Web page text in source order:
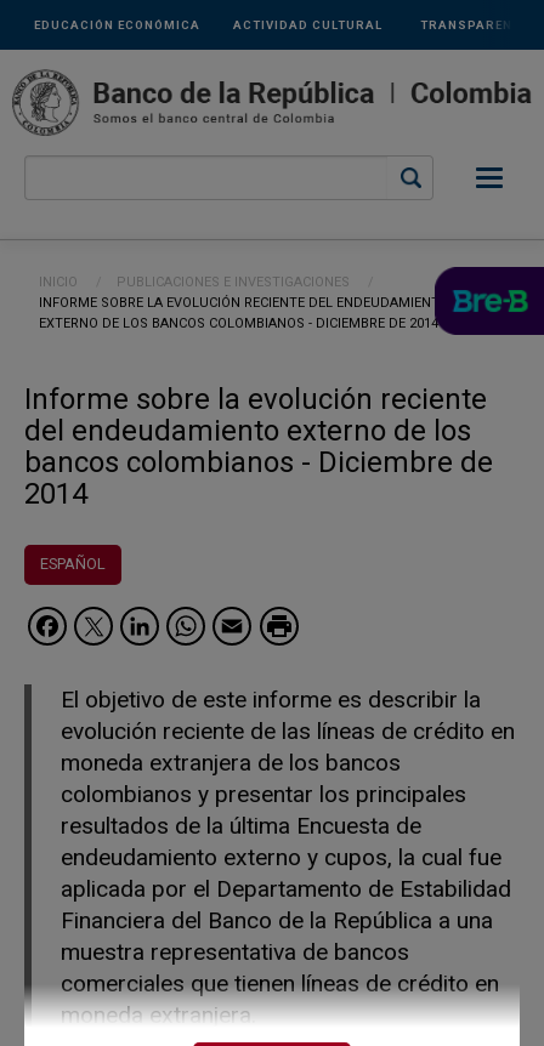
Pasar al contenido principal
Links
secundarios
ACTIVIDAD CULTURAL
EDUCACIÓN ECONÓMICA TRANSPARENCIA
Ruta de navegación
INICIO
PUBLICACIONES E INVESTIGACIONES
CURRENT:
INFORME SOBRE LA EVOLUCIÓN RECIENTE DEL ENDEUDAMIENTO
EXTERNO DE LOS BANCOS COLOMBIANOS - DICIEMBRE DE 2014
Informe sobre la evolución reciente
del endeudamiento externo de los
bancos colombianos - Diciembre de
2014
ESPAÑOL
Facebook
Twitter
LinkedIn
WhatsApp
Email
El objetivo de este informe es describir la
evolución reciente de las líneas de crédito en
moneda extranjera de los bancos
colombianos y presentar los principales
resultados de la última Encuesta de
endeudamiento externo y cupos, la cual fue
aplicada por el Departamento de Estabilidad
Financiera del Banco de la República a una
muestra representativa de bancos
comerciales que tienen líneas de crédito en
moneda extranjera.